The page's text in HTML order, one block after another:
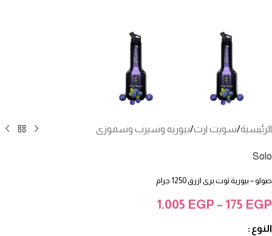
الرئيسية/سويت ارت/بيوريه وسيرب وسموزى
Solo
صولو – بيورية توت برى ازرق 1250 جرام
175 EGP
–
1.005 EGP
النوع